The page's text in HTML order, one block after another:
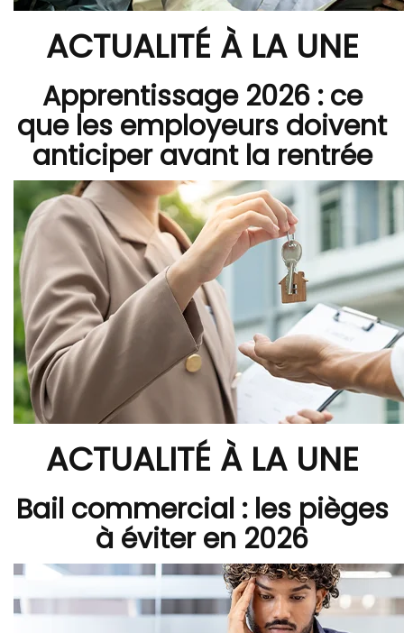
ACTUALITÉ À LA UNE
Apprentissage 2026 : ce
que les employeurs doivent
anticiper avant la rentrée
ACTUALITÉ À LA UNE
Bail commercial : les pièges
à éviter en 2026